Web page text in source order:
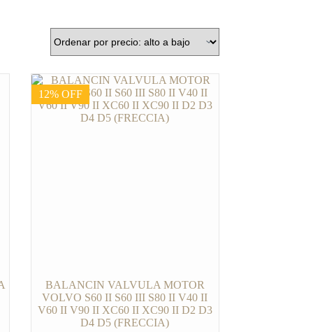
12% OFF
BALANCIN VALVULA MOTOR
VOLVO S60 II S60 III S80 II V40 II
V60 II V90 II XC60 II XC90 II D2 D3
D4 D5 (FRECCIA)